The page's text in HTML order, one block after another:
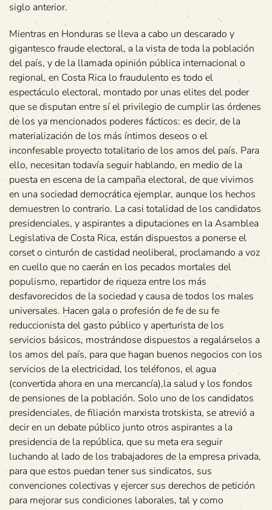
siglo anterior.
Mientras en Honduras se lleva a cabo un descarado y
gigantesco fraude electoral, a la vista de toda la población
del país, y de la llamada opinión pública internacional o
regional, en Costa Rica lo fraudulento es todo el
espectáculo electoral, montado por unas elites del poder
que se disputan entre sí el privilegio de cumplir las órdenes
de los ya mencionados poderes fácticos: es decir, de la
materialización de los más íntimos deseos o el
inconfesable proyecto totalitario de los amos del país. Para
ello, necesitan todavía seguir hablando, en medio de la
puesta en escena de la campaña electoral, de que vivimos
en una sociedad democrática ejemplar, aunque los hechos
demuestren lo contrario. La casi totalidad de los candidatos
presidenciales, y aspirantes a diputaciones en la Asamblea
Legislativa de Costa Rica, están dispuestos a ponerse el
corset o cinturón de castidad neoliberal, proclamando a voz
en cuello que no caerán en los pecados mortales del
populismo, repartidor de riqueza entre los más
desfavorecidos de la sociedad y causa de todos los males
universales. Hacen gala o profesión de fe de su fe
reduccionista del gasto público y aperturista de los
servicios básicos, mostrándose dispuestos a regalárselos a
los amos del país, para que hagan buenos negocios con los
servicios de la electricidad, los teléfonos, el agua
(convertida ahora en una mercancía),la salud y los fondos
de pensiones de la población. Solo uno de los candidatos
presidenciales, de filiación marxista trotskista, se atrevió a
decir en un debate público junto otros aspirantes a la
presidencia de la república, que su meta era seguir
luchando al lado de los trabajadores de la empresa privada,
para que estos puedan tener sus sindicatos, sus
convenciones colectivas y ejercer sus derechos de petición
para mejorar sus condiciones laborales, tal y como